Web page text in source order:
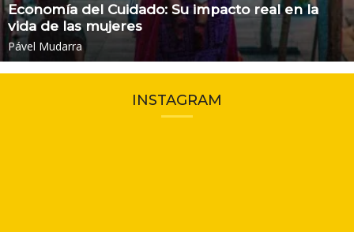
Economía del Cuidado: Su impacto real en la
vida de las mujeres
Pável Mudarra
INSTAGRAM